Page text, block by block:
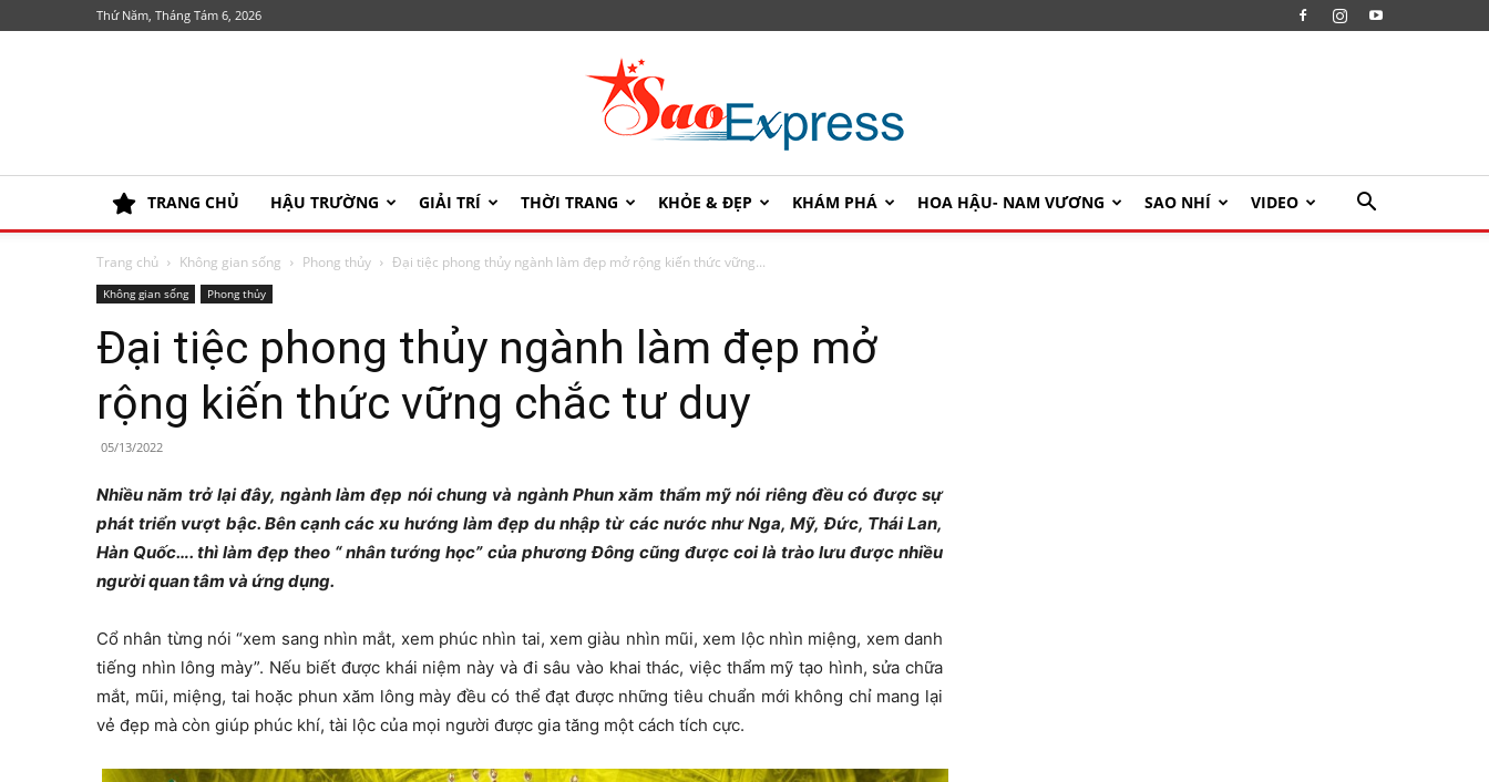
Thứ Năm, Tháng Tám 6, 2026
SaoExpress
TRANG CHỦ HẬU TRƯỜNG GIẢI TRÍ THỜI TRANG KHỎE & ĐẸP KHÁM PHÁ HOA HẬU- NAM VƯƠNG SAO NHÍ VIDEO
Trang chủ Không gian sống Phong thủy Đại tiệc phong thủy ngành làm đẹp mở rộng kiến thức vững...
Không gian sống Phong thủy
Đại tiệc phong thủy ngành làm đẹp mở
rộng kiến thức vững chắc tư duy
05/13/2022
Nhiều năm trở lại đây, ngành làm đẹp nói chung và ngành Phun xăm thẩm mỹ nói riêng đều có được sự
phát triển vượt bậc. Bên cạnh các xu hướng làm đẹp du nhập từ các nước như Nga, Mỹ, Đức, Thái Lan,
Hàn Quốc…. thì làm đẹp theo “ nhân tướng học” của phương Đông cũng được coi là trào lưu được nhiều
người quan tâm và ứng dụng.
Cổ nhân từng nói “xem sang nhìn mắt, xem phúc nhìn tai, xem giàu nhìn mũi, xem lộc nhìn miệng, xem danh
tiếng nhìn lông mày”. Nếu biết được khái niệm này và đi sâu vào khai thác, việc thẩm mỹ tạo hình, sửa chữa
mắt, mũi, miệng, tai hoặc phun xăm lông mày đều có thể đạt được những tiêu chuẩn mới không chỉ mang lại
vẻ đẹp mà còn giúp phúc khí, tài lộc của mọi người được gia tăng một cách tích cực.